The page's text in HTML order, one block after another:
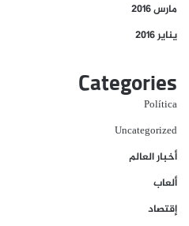
مارس 2016
يناير 2016
Categories
Política
Uncategorized
أخبار العالم
ألعاب
إقتصاد